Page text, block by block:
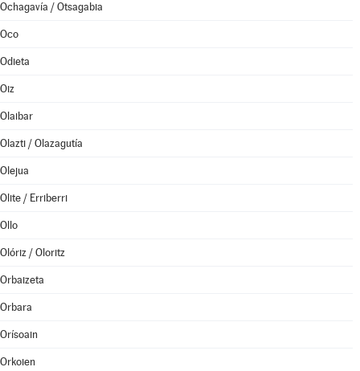
Ochagavía / Otsagabia
Oco
Odieta
Oiz
Olaibar
Olazti / Olazagutía
Olejua
Olite / Erriberri
Ollo
Olóriz / Oloritz
Orbaizeta
Orbara
Orísoain
Orkoien